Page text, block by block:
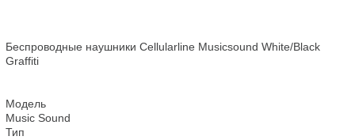
Беcпроводные наушники Cellularline Musicsound White/Black
Graffiti
Модель
Music Sound
Тип